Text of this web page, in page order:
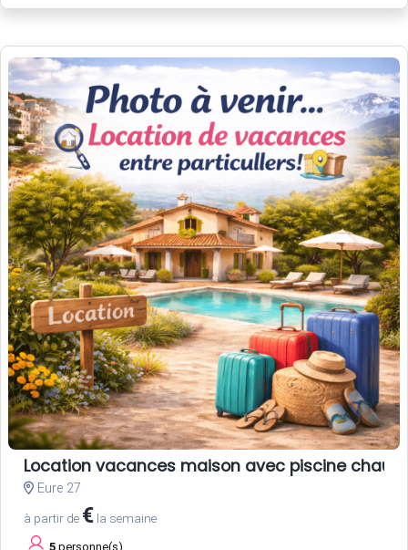
Location vacances maison avec piscine
Eure 27
à partir de € la semaine
5 personne(s)